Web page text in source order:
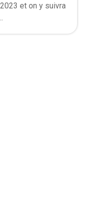
et on y suivra